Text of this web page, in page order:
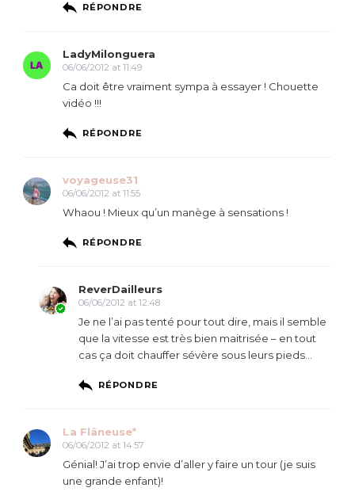
RÉPONDRE
LadyMilonguera
06/06/2012 at 11:49
Ca doit être vraiment sympa à essayer ! Chouette
vidéo !!!
RÉPONDRE
voyageuse31
06/06/2012 at 11:55
Whaou ! Mieux qu’un manège à sensations !
RÉPONDRE
ReverDailleurs
06/06/2012 at 12:48
Je ne l’ai pas tenté pour tout dire, mais il semble
que la vitesse est très bien maitrisée – en tout
cas ça doit chauffer sévère sous leurs pieds…
RÉPONDRE
La Flâneuse*
06/06/2012 at 14:57
Génial! J’ai trop envie d’aller y faire un tour (je suis
une grande enfant)!